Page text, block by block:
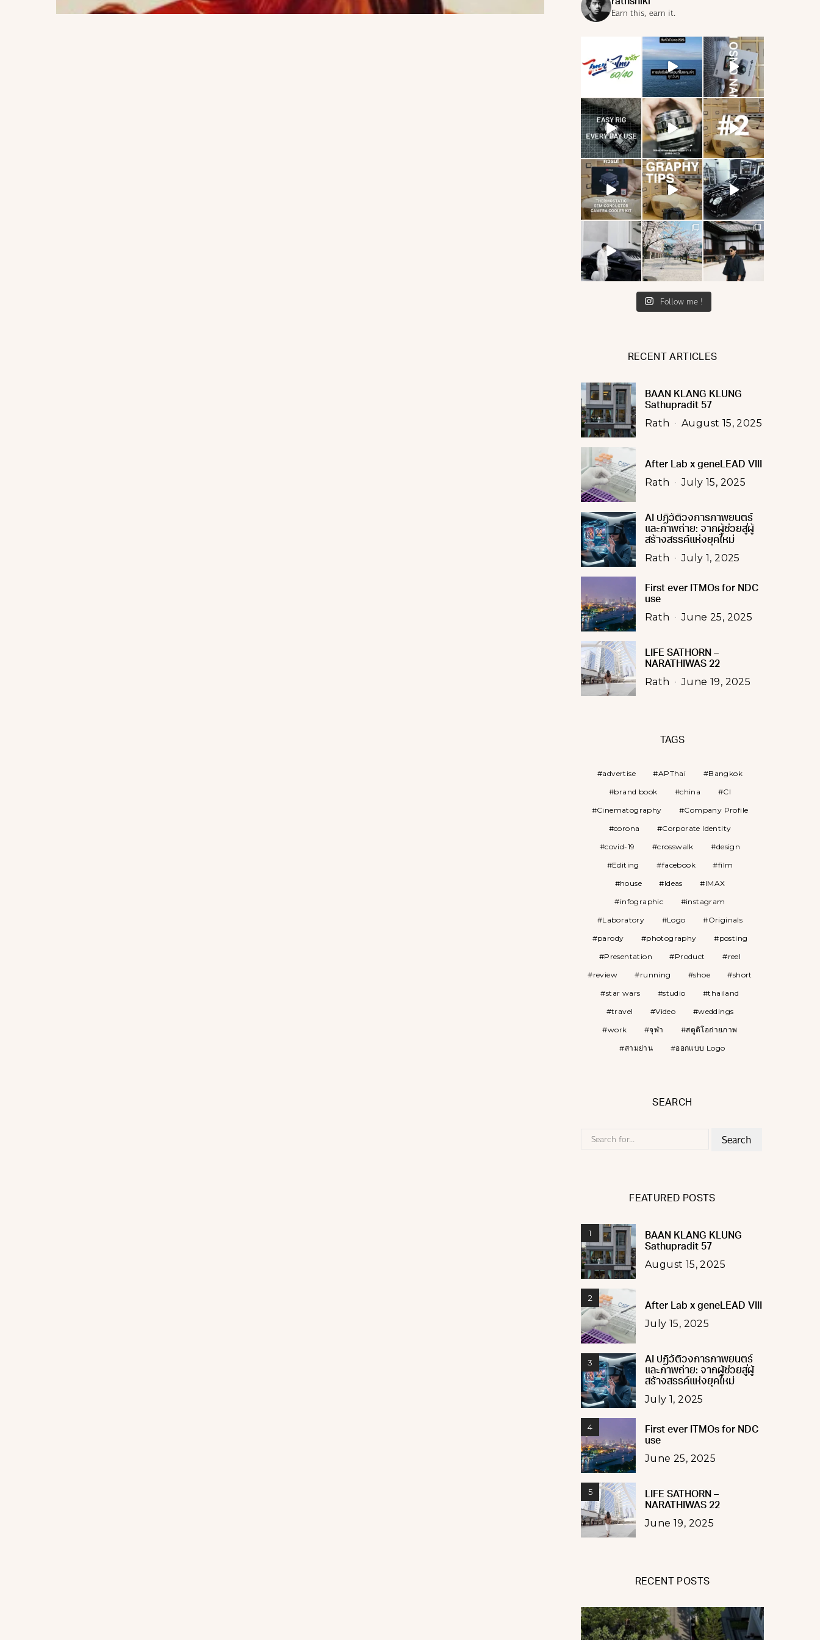
Earn this, earn it.
Follow me !
RECENT ARTICLES
BAAN KLANG KLUNG
Sathupradit 57
Rath August 15, 2025
After Lab x geneLEAD VIII
Rath July 15, 2025
AI ปฏิวัติวงการภาพยนตร์
และภาพถ่าย: จากผู้ช่วยสู่ผู้
สร้างสรรค์แห่งยุคใหม่
Rath July 1, 2025
First ever ITMOs for NDC
use
Rath June 25, 2025
LIFE SATHORN –
NARATHIWAS 22
Rath June 19, 2025
TAGS
advertise APThai
Bangkok
brand book
china
CI
Cinematography
Company Profile
corona
Corporate Identity
covid-19
crosswalk
design
Editing
facebook
film
house
Ideas
IMAX
infographic
instagram
Laboratory
Logo
Originals
parody
photography
posting
Presentation
Product
reel
review
running shoe
short
star wars
studio
thailand
travel
Video
weddings
work
จุฬา
สตูดิโอถ่ายภาพ
สามย่าน
ออกแบบ Logo
SEARCH
Search
FEATURED POSTS
1
BAAN KLANG KLUNG
Sathupradit 57
August 15, 2025
2
After Lab x geneLEAD VIII
July 15, 2025
3
AI ปฏิวัติวงการภาพยนตร์
และภาพถ่าย: จากผู้ช่วยสู่ผู้
สร้างสรรค์แห่งยุคใหม่
July 1, 2025
4
First ever ITMOs for NDC
use
June 25, 2025
5
LIFE SATHORN –
NARATHIWAS 22
June 19, 2025
RECENT POSTS